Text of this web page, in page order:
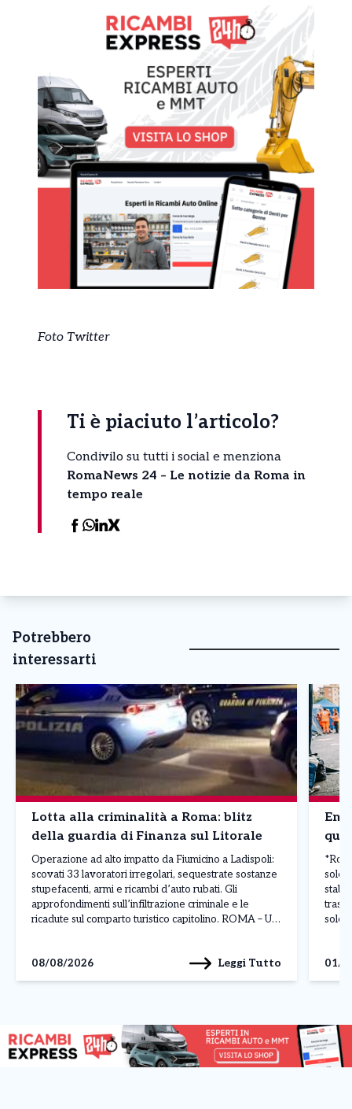
Foto Twitter
Ti è piaciuto l’articolo?
Condivilo su tutti i social e menziona
RomaNews 24 – Le notizie da Roma in
tempo reale
Potrebbero
interessarti
Lotta alla criminalità a Roma: blitz
della guardia di Finanza sul Litorale
Operazione ad alto impatto da Fiumicino a Ladispoli:
scovati 33 lavoratori irregolari, sequestrate sostanze
stupefacenti, armi e ricambi d’auto rubati. Gli
approfondimenti sull’infiltrazione criminale e le
ricadute sul comparto turistico capitolino. ROMA – Un
per Fregene, Passoscuro e […]
08/08/2026 Leggi Tutto
sole:
sole
01/